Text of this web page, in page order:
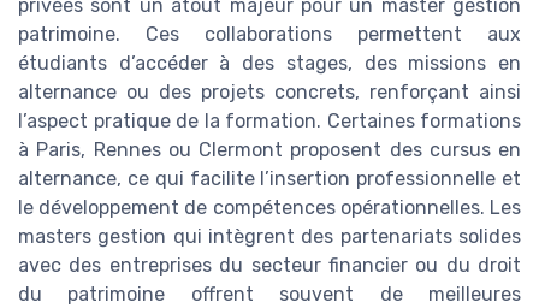
privées sont un atout majeur pour un master gestion
patrimoine. Ces collaborations permettent aux
étudiants d’accéder à des stages, des missions en
alternance ou des projets concrets, renforçant ainsi
l’aspect pratique de la formation. Certaines formations
à Paris, Rennes ou Clermont proposent des cursus en
alternance, ce qui facilite l’insertion professionnelle et
le développement de compétences opérationnelles. Les
masters gestion qui intègrent des partenariats solides
avec des entreprises du secteur financier ou du droit
du patrimoine offrent souvent de meilleures